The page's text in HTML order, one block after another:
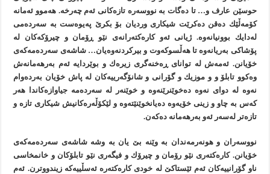
حوسێن عارف و… تا دەگات بە نووسەرە تازەکانی ئەم چەرخە. هەموو ئەمانە
كۆمەڵێك دەقن دەكرێت شیكاری وردیان بۆ بكرێ پەیوەست بە سەردەمی
لەدایك بوونیانەوە. ژیانی ئەو کارەکتەرانەی نێو ڕۆمان و چیرۆکەکان لە
پۆشاکی بەریانەوە تا هەڵسوکەوت و بیرکردنەوەیان… شاشەی سەردەمەکەی
خۆیانن. ئەمەش لە توانای ڕەخنەگری زیرەك و بوێردایە ئەم بەرهەمانەش
وەكوو تابلۆ و و موزیك و گۆرانی و شانۆگەرییەكان لە پاش خۆیان بەردەوام
نەوە لە دوای نەوە دەخوێنرێنەوە و خوێنەر لە سەردەمە جیاوازەكاندا هەر
كەس بە چاو و زینی خۆیەوە دەیانخوێنێتەوە و لێكۆڵەرەكانیش شیكاری تازە و
تازەتر لەسەر ئەو بەرهەمانە دەكەن.
نووسەران و هونەرمەندان بە وێنە بێ یان بە وشە شاشەی سەردەمەكەی
خۆیانن. كارەكتەری نێو رۆمان و چیرۆك و فیگەری نێو تابلۆكان و خانمخاسی
ناو گۆرانییەكان ئەم ئێستاكێ لە خودی كارەكتەرە ئەسڵییەكە زیندووترن. ئەم